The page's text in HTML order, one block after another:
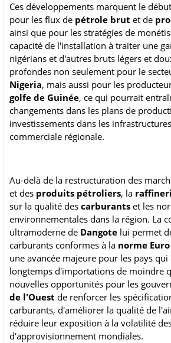
Ces développements marquent le
pour les flux de pétrole brut et de
ainsi que pour les stratégies de
capacité de l'installation à traiter une
nigérians et d'autres bruts légers et
profondes non seulement pour le
Nigeria, mais aussi pour les
golfe de Guinée, ce qui pourrait
changements dans les plans de
investissements dans les
commerciale régionale.
Au-delà de la restructuration des
et des produits pétroliers, la
sur la qualité des carburants et les
environnementales dans la région. La
ultramoderne de Dangote lui permet
carburants conformes à la norme Euro
une avancée majeure pour les pays
longtemps d'importations de moindre
nouvelles opportunités pour les
de l'Ouest de renforcer les
carburants, d'améliorer la qualité de
réduire leur exposition à la volatilité
d'approvisionnement mondiales.